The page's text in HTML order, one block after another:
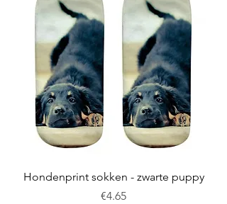
Hondenprint sokken - zwarte puppy
Price
€4.65